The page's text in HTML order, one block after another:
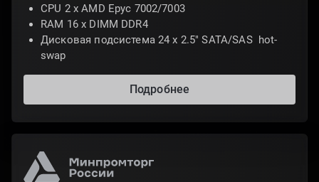
CPU 2 х AMD Epyc 7002/7003
RAM 16 x DIMM DDR4
Дисковая подсистема 24 х 2.5" SATA/SAS hot-
swap
Подробнее